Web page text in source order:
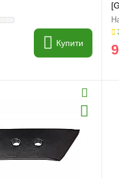
Купити